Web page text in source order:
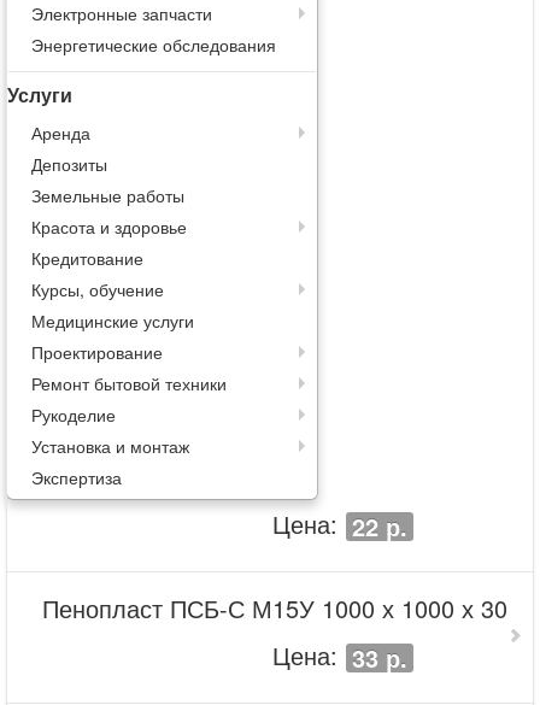
Электронные запчасти
Энергетические обследования
Услуги
Аренда
Депозиты
Земельные работы
Красота и здоровье
Кредитование
Курсы, обучение
Медицинские услуги
Проектирование
Ремонт бытовой техники
Рукоделие
Установка и монтаж
Экспертиза
Цена: 22 р.
Пенопласт ПСБ-С М15У 1000 х 1000 х 30
Цена: 33 р.